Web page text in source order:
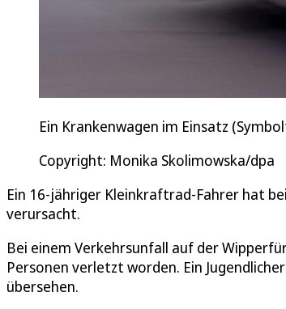
Ein Krankenwagen im Einsatz
Copyright: Monika Skolimowska/dpa
Ein 16-jähriger Kleinkraftrad-Fahrer hat
verursacht.
Bei einem Verkehrsunfall auf der
Personen verletzt worden. Ein
übersehen.